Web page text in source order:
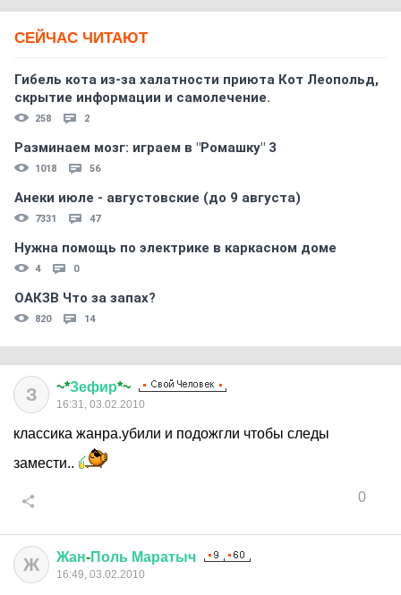
СЕЙЧАС ЧИТАЮТ
Гибель кота из-за халатности приюта Кот Леопольд,
скрытиe информации и самолечение.
258 2
Разминаем мозг: играем в "Ромашку" 3
1018 56
Анеки июле - августовские (до 9 августа)
7331 47
Нужна помощь по электрике в каркасном доме
4 0
ОАКЗВ Что за запах?
820 14
З ~*Зефир*~
16:31, 03.02.2010
классика жанра.убили и подожгли чтобы следы
замести..
0
Ж Жан-Поль Маратыч
16:49, 03.02.2010